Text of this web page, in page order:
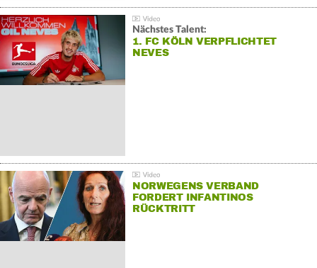
Nächstes Talent:
1. FC KÖLN VERPFLICHTET
NEVES
NORWEGENS VERBAND
FORDERT INFANTINOS
RÜCKTRITT